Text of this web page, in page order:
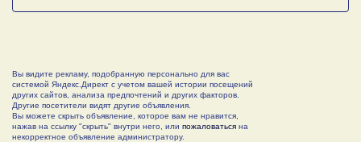
Вы видите рекламу, подобранную персонально для вас
системой Яндекс.Директ с учетом вашей истории посещений
других сайтов, анализа предпочтений и других факторов.
Другие посетители видят другие объявления.
Вы можете скрыть объявление, которое вам не нравится,
нажав на ссылку "скрыть" внутри него, или пожаловаться на
некорректное объявление администратору.